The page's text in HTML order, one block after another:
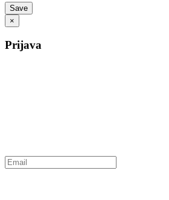
×
Prijava